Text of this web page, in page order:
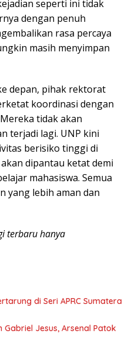
seperti ini tidak
dengan penuh
rasa percaya
masih menyimpan
depan, pihak rektorat
koordinasi dengan
tidak akan
terjadi lagi. UNP kini
berisiko tinggi di
dipantau ketat demi
mahasiswa. Semua
yang lebih aman dan
terbaru hanya
di Seri APRC Sumatera
Jesus, Arsenal Patok